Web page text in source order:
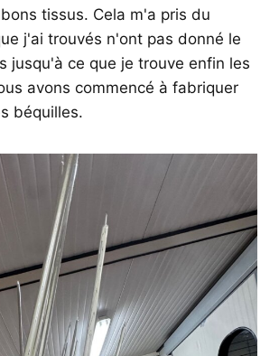
tissus. Cela m'a pris du
j'ai trouvés n'ont pas donné le
jusqu'à ce que je trouve enfin les
avons commencé à fabriquer
béquilles.